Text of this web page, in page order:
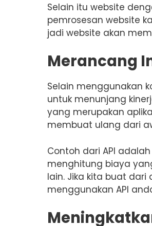
Selain itu website
pemrosesan website
jadi website akan
Merancang
Selain menggunakan
untuk menunjang
yang merupakan
membuat ulang dari
Contoh dari API
menghitung biaya
lain. Jika kita buat
menggunakan API